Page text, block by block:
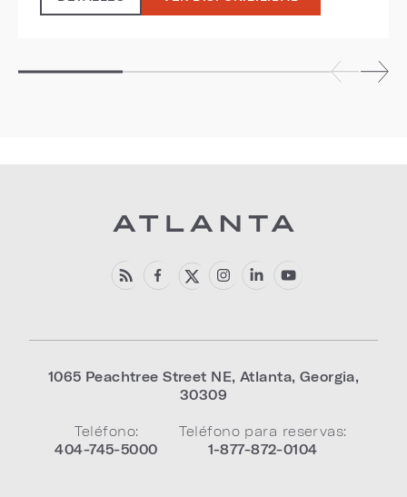
1065 Peachtree Street NE, Atlanta, Georgia,
30309
Teléfono:
404-745-5000
Teléfono para reservas:
1-877-872-0104